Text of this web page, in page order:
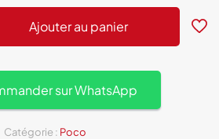
Ajouter au panier
sur WhatsApp
Catégorie : Poco